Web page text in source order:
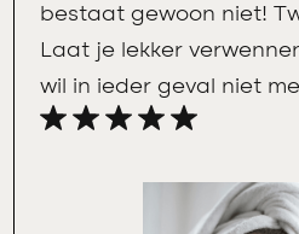
bestaat gewoon niet!
Laat je lekker
wil in ieder geval niet